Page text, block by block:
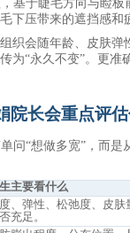
基于睫毛方向与睑
下压带来的遮挡感和
织会随年龄、皮肤
为“永久不变”。更
院长会重点评
问“想做多宽”，而
主要看什么
、弹性、松弛度、皮肤
充足。